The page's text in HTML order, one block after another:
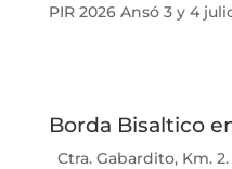
PIR 2026 Ansó 3 y 4
Borda Bisaltico
Ctra. Gabardito, Km. 2.